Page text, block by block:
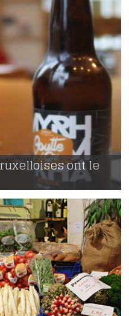
ont le
voir